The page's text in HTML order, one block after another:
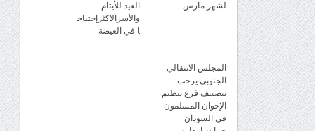
لشهر مارس
العيد للأيتام
والأسرالاكثرإحتياج
ا في الغيضة
المجلس الانتقالي
الجنوبي يرحب
بتصنيف فرع تنظيم
الإخوان المسلمون
في السودان